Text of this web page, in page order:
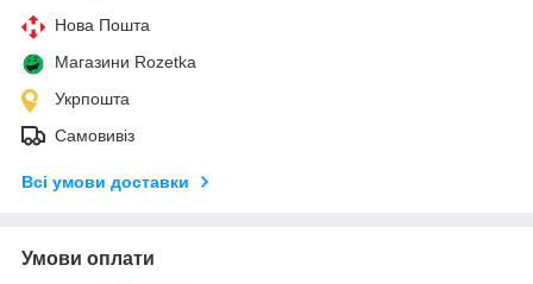
Нова Пошта
Магазини Rozetka
Укрпошта
Самовивіз
Всі умови доставки
Умови оплати